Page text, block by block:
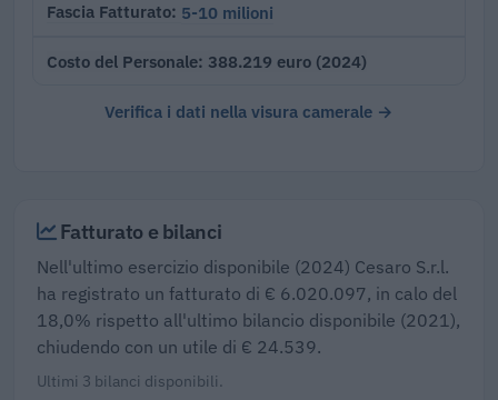
Fascia Fatturato 5-10 milioni
Costo del Personale 388.219 euro (2024)
Verifica i dati nella visura camerale →
Fatturato e bilanci
Nell'ultimo esercizio disponibile (2024) Cesaro S.r.l.
ha registrato un fatturato di € 6.020.097, in calo del
18,0% rispetto all'ultimo bilancio disponibile (2021),
chiudendo con un utile di € 24.539.
Ultimi 3 bilanci disponibili.